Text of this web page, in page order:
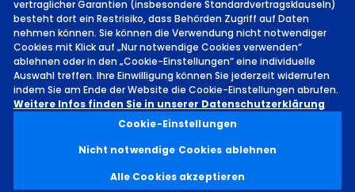
©2026 von MCH Group AG
Standort.
MESSE UND CONGRESS
CENTER BASEL.
vertraglicher Garantien (insbesondere Standardvertragsklauseln)
besteht dort ein Restrisiko, dass Behörden Zugriff auf Daten
nehmen können. Sie können die Verwendung nicht notwendiger
Cookies mit Klick auf „Nur notwendige Cookies verwenden“
ablehnen oder in den „Cookie-Einstellungen“ eine individuelle
Auswahl treffen. Ihre Einwilligung können Sie jederzeit widerrufen
indem Sie am Ende der Website die Cookie-Einstellungen abrufen.
Weitere Infos finden Sie in unserer Datenschutzerklärung
Cookie-Einstellungen
Nicht notwendige Cookies ablehnen
Alle Cookies akzeptieren